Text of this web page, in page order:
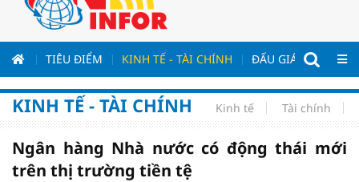
TIÊU ĐIỂM KINH TẾ - TÀI CHÍNH ĐẤU GIÁ - ĐẤU
KINH TẾ - TÀI CHÍNH Kinh tế Tài chính
Ngân hàng Nhà nước có động thái mới
trên thị trường tiền tệ